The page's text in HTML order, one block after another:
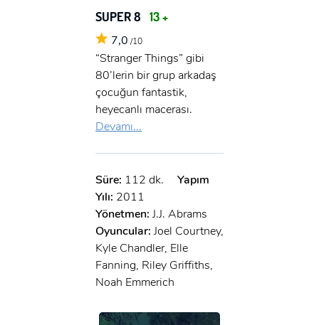
E-Posta:
Şifre:
GIRIŞ
E-Posta:
Şifre:
GIRIŞ
SUPER 8 13 +
7,0 /10
“Stranger Things” gibi
80’lerin bir grup arkadaş
çocuğun fantastik,
heyecanlı macerası.
Devamı...
Süre: 112 dk.
Yapım
Yılı: 2011
Yönetmen: J.J. Abrams
Oyuncular: Joel Courtney,
Kyle Chandler, Elle
Fanning, Riley Griffiths,
Noah Emmerich